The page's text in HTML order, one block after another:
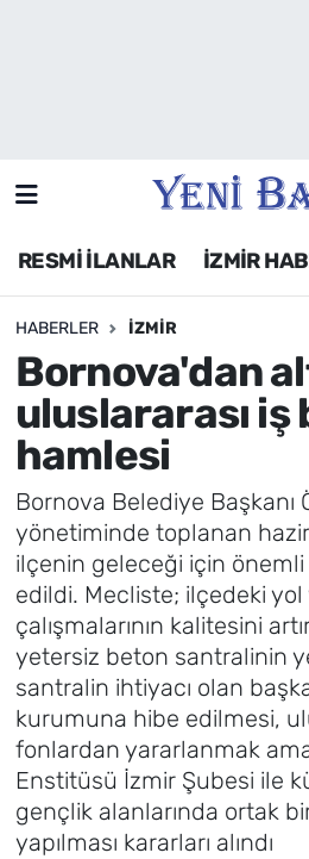
RESMİ İLANLAR İZMİR
HABERLER İZMIR
Bornova'dan
uluslararası iş
hamlesi
Bornova Belediye Başkanı
yönetiminde toplanan
ilçenin geleceği için
edildi. Mecliste; ilçedeki yol
çalışmalarının kalitesini
yetersiz beton santralinin
santralin ihtiyacı olan
kurumuna hibe edilmesi,
fonlardan yararlanmak
Enstitüsü İzmir Şubesi ile
gençlik alanlarında ortak
yapılması kararları alındı
Siyaset
Asayiş / Polis-Adliye
Spor
Magazin
Foto Galeri
Künye
İletişim